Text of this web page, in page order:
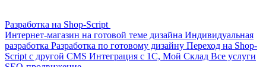
Разработка на Shop-Script
Интернет-магазин на готовой теме дизайна Индивидуальная
разработка Разработка по готовому дизайну Переход на Shop-
Script с другой CMS Интеграция с 1С, Мой Склад Все услуги